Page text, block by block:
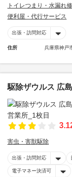
トイレつまり・水漏れ
便利屋・代行サービス
出張・訪問対応
住所 兵庫県神戸
駆除ザウルス 広
害虫・害獣駆除
出張・訪問対応
電子マネー決済可